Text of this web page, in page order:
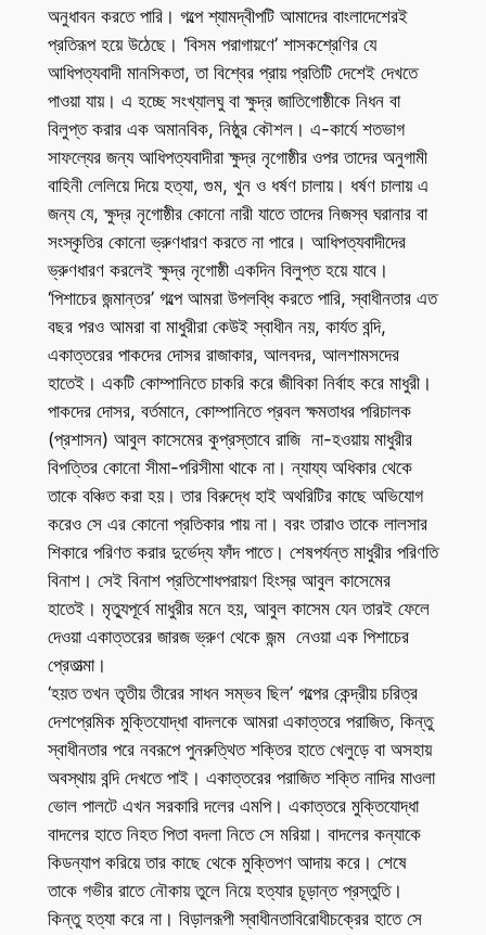
অনুধাবন করতে পারি। গল্পে শ্যামদ্বীপটি আমাদের বাংলাদেশেরই
প্রতিরূপ হয়ে উঠেছে। ‘বিসম পরাগায়ণে’ শাসকশ্রেণির যে
আধিপত্যবাদী মানসিকতা, তা বিশ্বের প্রায় প্রতিটি দেশেই দেখতে
পাওয়া যায়। এ হচ্ছে সংখ্যালঘু বা ক্ষুদ্র জাতিগোষ্ঠীকে নিধন বা
বিলুপ্ত করার এক অমানবিক, নিষ্ঠুর কৌশল। এ-কার্যে শতভাগ
সাফল্যের জন্য আধিপত্যবাদীরা ক্ষুদ্র নৃগোষ্ঠীর ওপর তাদের অনুগামী
বাহিনী লেলিয়ে দিয়ে হত্যা, গুম, খুন ও ধর্ষণ চালায়। ধর্ষণ চালায় এ
জন্য যে, ক্ষুদ্র নৃগোষ্ঠীর কোনো নারী যাতে তাদের নিজস্ব ঘরানার বা
সংস্কৃতির কোনো ভ্রুণধারণ করতে না পারে। আধিপত্যবাদীদের
ভ্রুণধারণ করলেই ক্ষুদ্র নৃগোষ্ঠী একদিন বিলুপ্ত হয়ে যাবে।
‘পিশাচের জন্মান্তর’ গল্পে আমরা উপলব্ধি করতে পারি, স্বাধীনতার এত
বছর পরও আমরা বা মাধুরীরা কেউই স্বাধীন নয়, কার্যত বন্দি,
একাত্তরের পাকদের দোসর রাজাকার, আলবদর, আলশামসদের
হাতেই। একটি কোম্পানিতে চাকরি করে জীবিকা নির্বাহ করে মাধুরী।
পাকদের দোসর, বর্তমানে, কোম্পানিতে প্রবল ক্ষমতাধর পরিচালক
(প্রশাসন) আবুল কাসেমের কুপ্রস্তাবে রাজি না-হওয়ায় মাধুরীর
বিপত্তির কোনো সীমা-পরিসীমা থাকে না। ন্যায্য অধিকার থেকে
তাকে বঞ্চিত করা হয়। তার বিরুদ্ধে হাই অথরিটির কাছে অভিযোগ
করেও সে এর কোনো প্রতিকার পায় না। বরং তারাও তাকে লালসার
শিকারে পরিণত করার দুর্ভেদ্য ফাঁদ পাতে। শেষপর্যন্ত মাধুরীর পরিণতি
বিনাশ। সেই বিনাশ প্রতিশোধপরায়ণ হিংস্র আবুল কাসেমের
হাতেই। মৃত্যুপূর্বে মাধুরীর মনে হয়, আবুল কাসেম যেন তারই ফেলে
দেওয়া একাত্তরের জারজ ভ্রুণ থেকে জন্ম নেওয়া এক পিশাচের
প্রেতাত্মা।
‘হয়ত তখন তৃতীয় তীরের সাধন সম্ভব ছিল’ গল্পের কেন্দ্রীয় চরিত্র
দেশপ্রেমিক মুক্তিযোদ্ধা বাদলকে আমরা একাত্তরে পরাজিত, কিন্তু
স্বাধীনতার পরে নবরূপে পুনরুত্থিত শক্তির হাতে খেলুড়ে বা অসহায়
অবস্থায় বন্দি দেখতে পাই। একাত্তরের পরাজিত শক্তি নাদির মাওলা
ভোল পালটে এখন সরকারি দলের এমপি। একাত্তরে মুক্তিযোদ্ধা
বাদলের হাতে নিহত পিতা বদলা নিতে সে মরিয়া। বাদলের কন্যাকে
কিডন্যাপ করিয়ে তার কাছে থেকে মুক্তিপণ আদায় করে। শেষে
তাকে গভীর রাতে নৌকায় তুলে নিয়ে হত্যার চূড়ান্ত প্রস্তুতি।
কিন্তু হত্যা করে না। বিড়ালরূপী স্বাধীনতাবিরোধীচক্রের হাতে সে